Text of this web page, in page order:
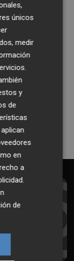
de
tu email
únicos
medir
y
de
en
a
.
de